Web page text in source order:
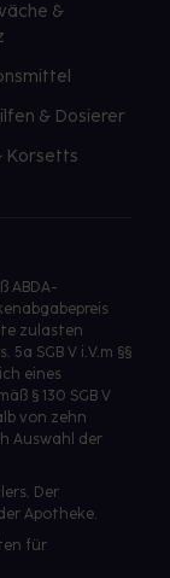
&
& Dosierer
Korsetts
ABDA-
zulasten
SGB V i.V.m §§
eines
§ 130 SGB V
von zehn
Auswahl der
Der
Apotheke.
für